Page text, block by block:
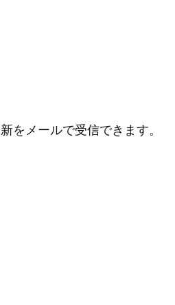
をメールで受信できます。